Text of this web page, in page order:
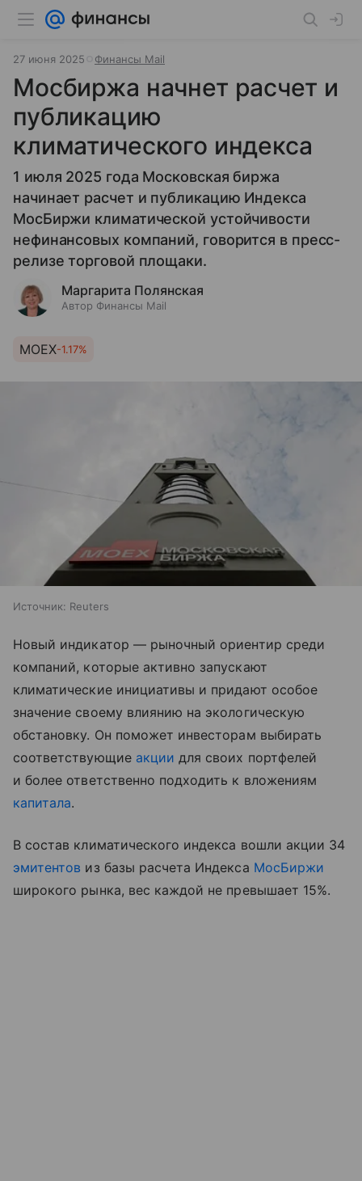
27 июня 2025 Финансы Mail
Мосбиржа начнет расчет и
публикацию
климатического индекса
1 июля 2025 года Московская биржа
начинает расчет и публикацию Индекса
МосБиржи климатической устойчивости
нефинансовых компаний, говорится в пресс-
релизе торговой площаки.
Маргарита Полянская
Автор Финансы Mail
MOEX-1.17%
Источник: Reuters
Новый индикатор — рыночный ориентир среди
компаний, которые активно запускают
климатические инициативы и придают особое
значение своему влиянию на экологическую
обстановку. Он поможет инвесторам выбирать
соответствующие акции для своих портфелей
и более ответственно подходить к вложениям
капитала.
В состав климатического индекса вошли акции 34
эмитентов из базы расчета Индекса МосБиржи
широкого рынка, вес каждой не превышает 15%.